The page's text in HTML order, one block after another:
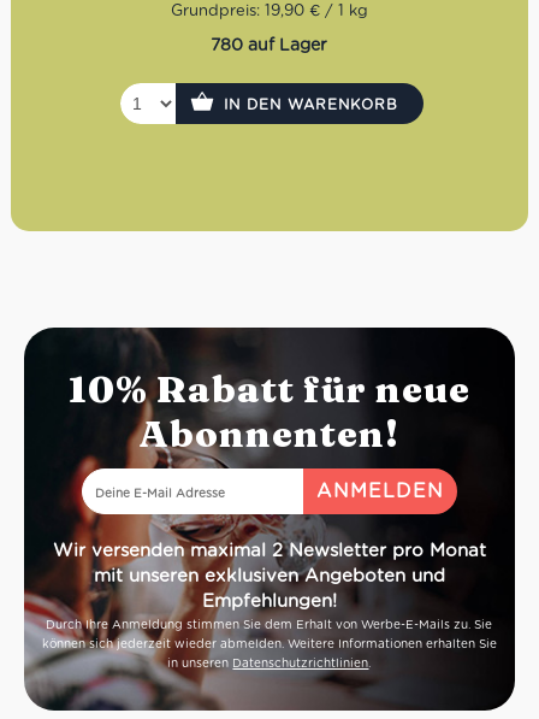
Grundpreis: 19,90 € / 1 kg
780 auf Lager
IN DEN WARENKORB
10% Rabatt für neue
Abonnenten!
Wir versenden maximal 2 Newsletter pro Monat
mit unseren exklusiven Angeboten und
Empfehlungen!
Durch Ihre Anmeldung stimmen Sie dem Erhalt von Werbe-E-Mails zu. Sie
können sich jederzeit wieder abmelden. Weitere Informationen erhalten Sie
in unseren Datenschutzrichtlinien